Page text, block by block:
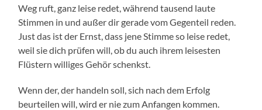
Weg ruft, ganz leise redet, während tausend laute
Stimmen in und außer dir gerade vom Gegenteil reden.
Just das ist der Ernst, dass jene Stimme so leise redet,
weil sie dich prüfen will, ob du auch ihrem leisesten
Flüstern williges Gehör schenkst.
Wenn der, der handeln soll, sich nach dem Erfolg
beurteilen will, wird er nie zum Anfangen kommen.